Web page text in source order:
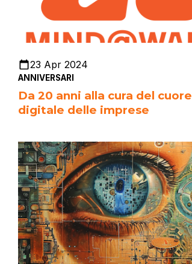
23 Apr 2024
ANNIVERSARI
Da 20 anni alla cura del cuore
digitale delle imprese